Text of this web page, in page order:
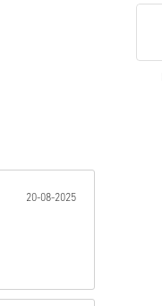
20-08-2025